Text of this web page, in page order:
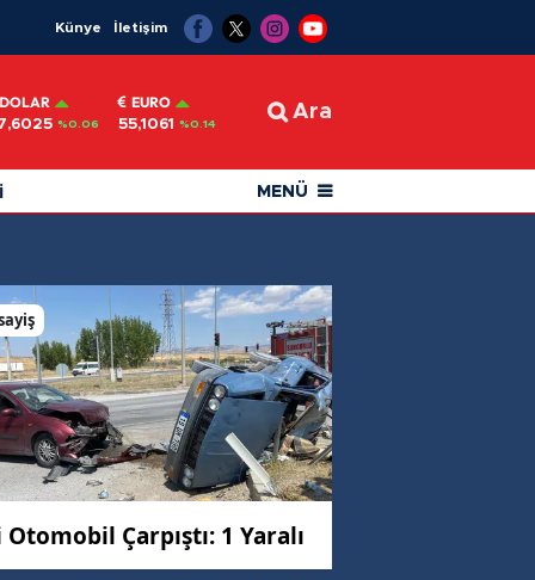
Künye İletişim
DOLAR
%0.06
EURO
55,1061 %0.14
Ara
MENÜ
Çarpıştı: 1 Yaralı